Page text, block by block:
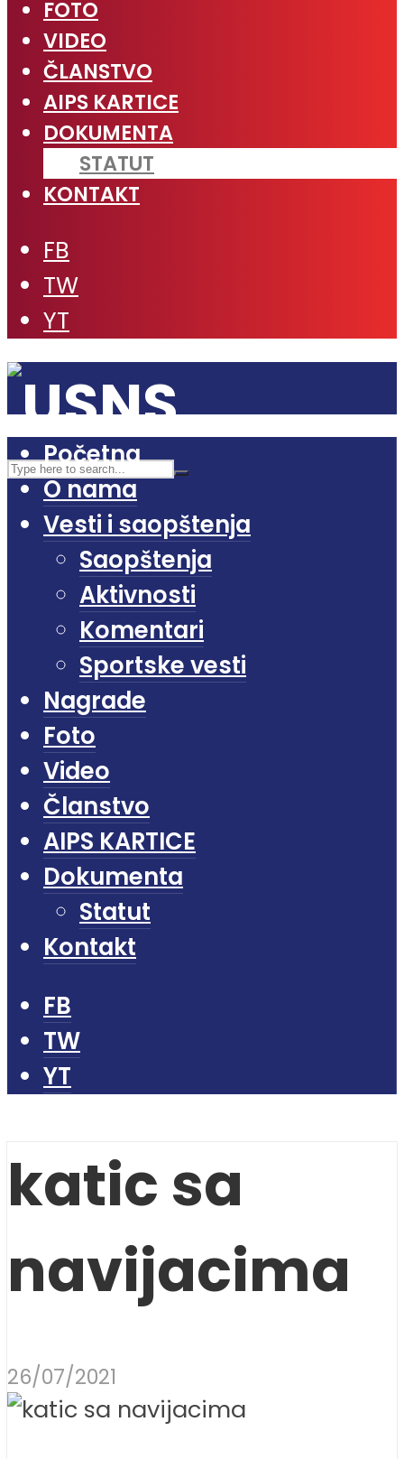
FOTO
VIDEO
ČLANSTVO
AIPS KARTICE
DOKUMENTA
STATUT
KONTAKT
FB
TW
YT
Početna
O nama
Vesti i saopštenja
Saopštenja
Aktivnosti
Komentari
Sportske vesti
Nagrade
Foto
Video
Članstvo
AIPS KARTICE
Dokumenta
Statut
Kontakt
FB
TW
YT
katic sa
navijacima
26/07/2021